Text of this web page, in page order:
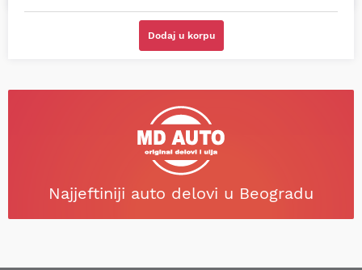
Dodaj u korpu
Najjeftiniji auto delovi u Beogradu